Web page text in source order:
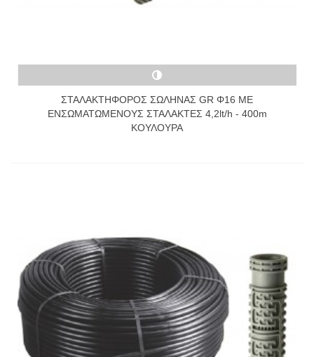
ΣΤΑΛΑΚΤΗΦΟΡΟΣ ΣΩΛΗΝΑΣ GR Φ16 ΜΕ
ΕΝΣΩΜΑΤΩΜΕΝΟΥΣ ΣΤΑΛΑΚΤΕΣ 4,2lt/h - 400m
ΚΟΥΛΟΥΡΑ